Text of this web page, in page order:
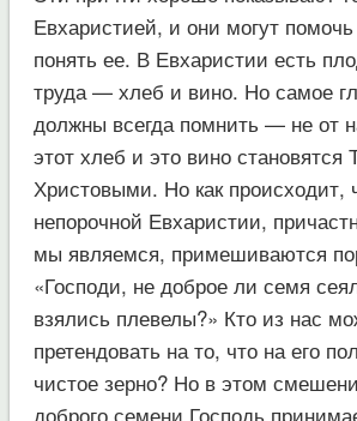
Евхаристией, и они могут
понять ее. В Евхаристии есть
труда — хлеб и вино. Но самое
должны всегда помнить — не от
этот хлеб и это вино
Христовыми. Но как происходит,
непорочной Евхаристии,
мы являемся, примешиваются
«Господи, не доброе ли семя
взялись плевелы?» Кто из нас
претендовать на то, что на его
чистое зерно? Но в этом
доброго семени Господь